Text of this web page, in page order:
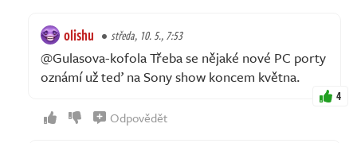
olishu středa, 10. 5., 7:53
@Gulasova-kofola Třeba se nějaké nové PC porty
oznámí už teď na Sony show koncem května.
4
Odpovědět